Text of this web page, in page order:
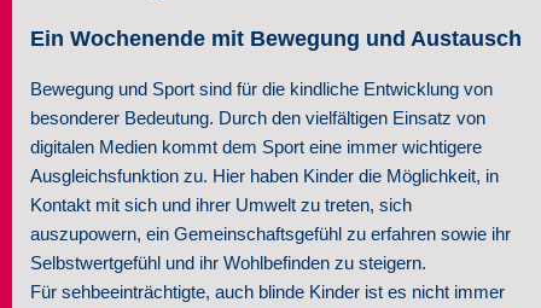
Ein Wochenende mit Bewegung und Austausch
Bewegung und Sport sind für die kindliche Entwicklung von
besonderer Bedeutung. Durch den vielfältigen Einsatz von
digitalen Medien kommt dem Sport eine immer wichtigere
Ausgleichsfunktion zu. Hier haben Kinder die Möglichkeit, in
Kontakt mit sich und ihrer Umwelt zu treten, sich
auszupowern, ein Gemeinschaftsgefühl zu erfahren sowie ihr
Selbstwertgefühl und ihr Wohlbefinden zu steigern.
Für sehbeeinträchtigte, auch blinde Kinder ist es nicht immer